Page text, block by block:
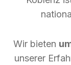
Wir bieten
unserer